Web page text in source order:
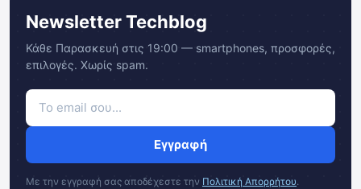
Newsletter Techblog
Κάθε Παρασκευή στις 19:00 — smartphones, προσφορές,
επιλογές. Χωρίς spam.
Εγγραφή
Με την εγγραφή σας αποδέχεστε την Πολιτική Απορρήτου.